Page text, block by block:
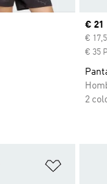
€ 21
€
€ 35
2
Añadir